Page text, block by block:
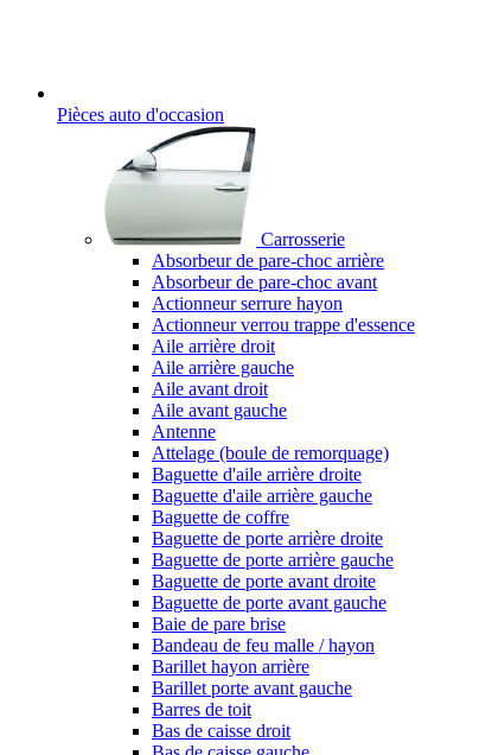
Pièces auto d'occasion
Carrosserie
Absorbeur de pare-choc arrière
Absorbeur de pare-choc avant
Actionneur serrure hayon
Actionneur verrou trappe d'essence
Aile arrière droit
Aile arrière gauche
Aile avant droit
Aile avant gauche
Antenne
Attelage (boule de remorquage)
Baguette d'aile arrière droite
Baguette d'aile arrière gauche
Baguette de coffre
Baguette de porte arrière droite
Baguette de porte arrière gauche
Baguette de porte avant droite
Baguette de porte avant gauche
Baie de pare brise
Bandeau de feu malle / hayon
Barillet hayon arrière
Barillet porte avant gauche
Barres de toit
Bas de caisse droit